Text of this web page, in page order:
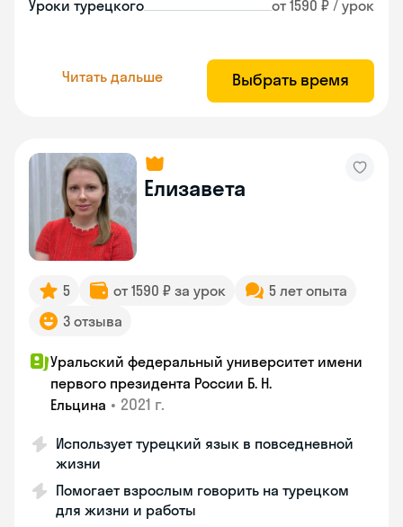
Уроки турецкого от 1590 ₽ / урок
Читать дальше Выбрать время
Елизавета
5 от 1590 ₽ за урок
5 лет опыта
3 отзыва
Уральский федеральный университет имени
первого президента России Б. Н.
Ельцина • 2021 г.
Использует турецкий язык в повседневной
жизни
Помогает взрослым говорить на турецком
для жизни и работы